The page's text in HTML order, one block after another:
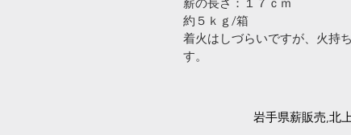
約５ｋｇ/箱
着火はしづらいですが、火持
す。
岩手県薪販売,北